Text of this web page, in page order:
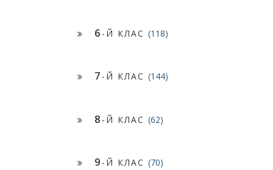
6 -Й КЛАС (118)
7 -Й КЛАС (144)
8 -Й КЛАС (62)
9 -Й КЛАС (70)